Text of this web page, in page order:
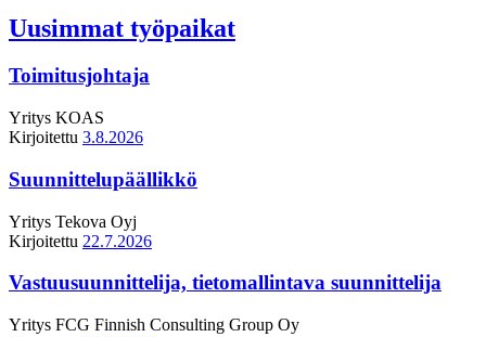
Uusimmat työpaikat
Toimitusjohtaja
Yritys KOAS
Kirjoitettu 3.8.2026
Suunnittelupäällikkö
Yritys Tekova Oyj
Kirjoitettu 22.7.2026
Vastuusuunnittelija, tietomallintava suunnittelija
Yritys FCG Finnish Consulting Group Oy